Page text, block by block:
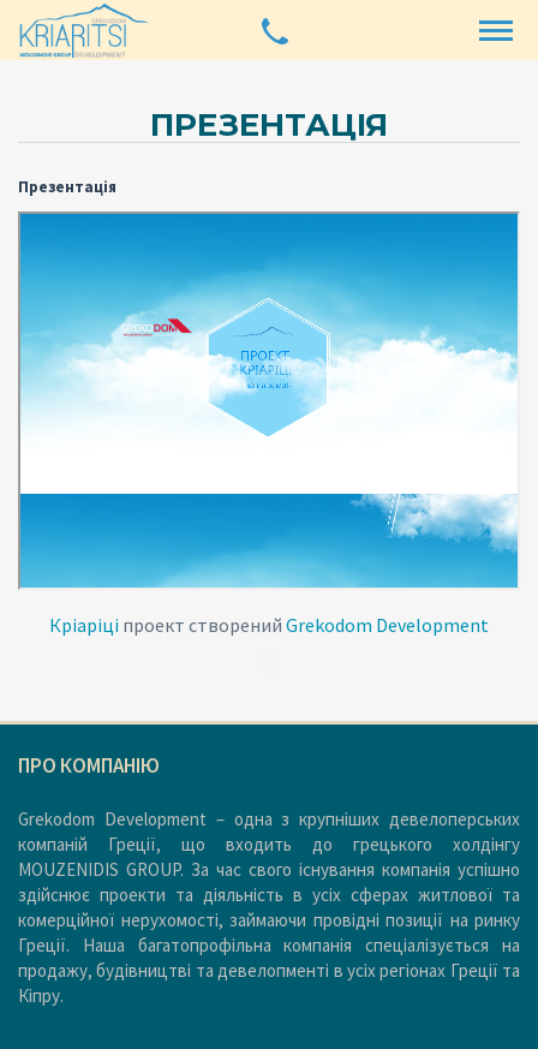
ПРЕЗЕНТАЦІЯ
Презентація
Кріаріці проект створений Grekodom Development
ПРО КОМПАНІЮ
Grekodom Development – одна з крупніших девелоперських
компаній Греції, що входить до грецького холдінгу
MOUZENIDIS GROUP. За час свого існування компанія успішно
здійснює проекти та діяльність в усіх сферах житлової та
комерційної нерухомості, займаючи провідні позиції на ринку
Греції. Наша багатопрофільна компанія спеціалізується на
продажу, будівництві та девелопменті в усіх регіонах Греції та
Кіпру.